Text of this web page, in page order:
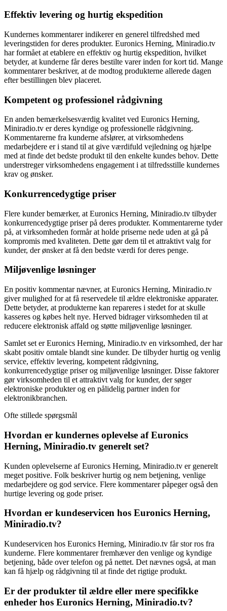
Effektiv levering og hurtig ekspedition
Kundernes kommentarer indikerer en generel tilfredshed med
leveringstiden for deres produkter. Euronics Herning, Miniradio.tv
har formået at etablere en effektiv og hurtig ekspedition, hvilket
betyder, at kunderne får deres bestilte varer inden for kort tid. Mange
kommentarer beskriver, at de modtog produkterne allerede dagen
efter bestillingen blev placeret.
Kompetent og professionel rådgivning
En anden bemærkelsesværdig kvalitet ved Euronics Herning,
Miniradio.tv er deres kyndige og professionelle rådgivning.
Kommentarerne fra kunderne afslører, at virksomhedens
medarbejdere er i stand til at give værdifuld vejledning og hjælpe
med at finde det bedste produkt til den enkelte kundes behov. Dette
understreger virksomhedens engagement i at tilfredsstille kundernes
krav og ønsker.
Konkurrencedygtige priser
Flere kunder bemærker, at Euronics Herning, Miniradio.tv tilbyder
konkurrencedygtige priser på deres produkter. Kommentarerne tyder
på, at virksomheden formår at holde priserne nede uden at gå på
kompromis med kvaliteten. Dette gør dem til et attraktivt valg for
kunder, der ønsker at få den bedste værdi for deres penge.
Miljøvenlige løsninger
En positiv kommentar nævner, at Euronics Herning, Miniradio.tv
giver mulighed for at få reservedele til ældre elektroniske apparater.
Dette betyder, at produkterne kan repareres i stedet for at skulle
kasseres og købes helt nye. Herved bidrager virksomheden til at
reducere elektronisk affald og støtte miljøvenlige løsninger.
Samlet set er Euronics Herning, Miniradio.tv en virksomhed, der har
skabt positiv omtale blandt sine kunder. De tilbyder hurtig og venlig
service, effektiv levering, kompetent rådgivning,
konkurrencedygtige priser og miljøvenlige løsninger. Disse faktorer
gør virksomheden til et attraktivt valg for kunder, der søger
elektroniske produkter og en pålidelig partner inden for
elektronikbranchen.
Ofte stillede spørgsmål
Hvordan er kundernes oplevelse af Euronics
Herning, Miniradio.tv generelt set?
Kunden oplevelserne af Euronics Herning, Miniradio.tv er generelt
meget positive. Folk beskriver hurtig og nem betjening, venlige
medarbejdere og god service. Flere kommentarer påpeger også den
hurtige levering og gode priser.
Hvordan er kundeservicen hos Euronics Herning,
Miniradio.tv?
Kundeservicen hos Euronics Herning, Miniradio.tv får stor ros fra
kunderne. Flere kommentarer fremhæver den venlige og kyndige
betjening, både over telefon og på nettet. Det nævnes også, at man
kan få hjælp og rådgivning til at finde det rigtige produkt.
Er der produkter til ældre eller mere specifikke
enheder hos Euronics Herning, Miniradio.tv?